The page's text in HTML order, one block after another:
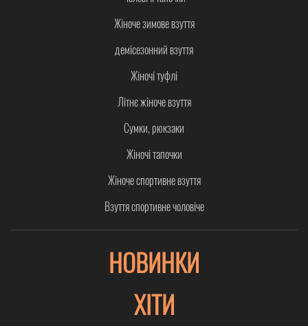
Жіноче зимове взуття
демісезонний взуття
Жіночі туфлі
Літнє жіноче взуття
Сумки, рюкзаки
Жіночі тапочки
Жіноче спортивне взуття
Взуття спортивне чоловіче
НОВИНКИ
ХІТИ